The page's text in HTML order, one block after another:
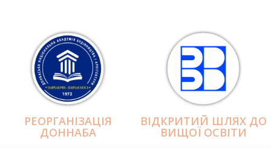
РЕОРГАНІЗАЦІЯ
ДОННАБА
ВІДКРИТИЙ ШЛЯХ ДО
ВИЩОЇ ОСВІТИ